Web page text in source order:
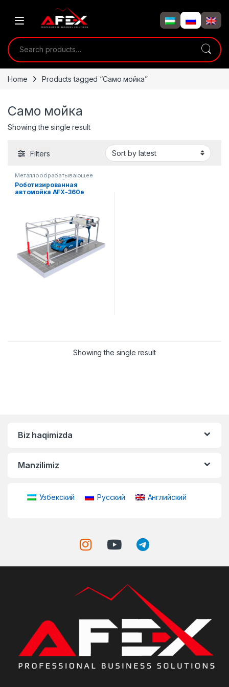
Search for:
Home Products tagged “Само мойка”
Само мойка
Showing the single result
Filters
Металлообрабатывающее
оборудование Оборудование
для автосервиса
Роботизированная
автомойка AFX-360e
Showing the single result
Biz haqimizda
Manzilimiz
Узбекский Русский Английский